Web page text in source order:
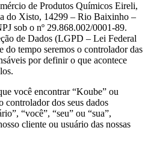
de Produtos Químicos Eireli,
do Xisto, 14299 – Rio Baixinho –
sob o nº 29.868.002/0001-89.
de Dados (LGPD – Lei Federal
do tempo seremos o controlador das
por definir o que acontece
você encontrar “Koube” ou
controlador dos seus dados
“você”, “seu” ou “sua”,
cliente ou usuário das nossas